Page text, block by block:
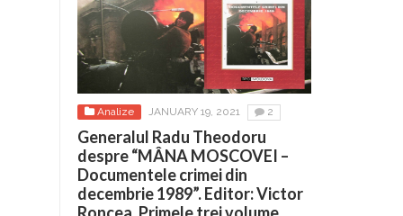
Analize JANUARY 19, 2021 2
Generalul Radu Theodoru
despre “MÂNA MOSCOVEI –
Documentele crimei din
decembrie 1989”. Editor: Victor